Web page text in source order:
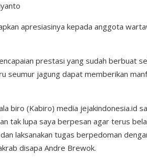
apresiasinya kepada anggota
prestasi yang sudah berbuat
seumur jagung dapat memberikan
biro (Kabiro) media jejakindonesia.id
tak lupa saya berpesan agar terus
laksanakan tugas berpedoman
disapa Andre Brewok.